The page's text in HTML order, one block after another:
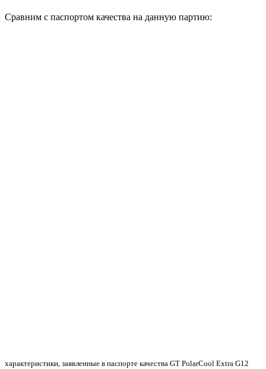
Сравним с паспортом качества на данную партию:
характеристики, заявленные в паспорте качества GT PolarCool Extra G12